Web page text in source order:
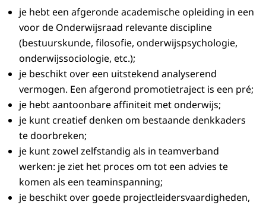
je hebt een afgeronde academische opleiding in een
voor de Onderwijsraad relevante discipline
(bestuurskunde, filosofie, onderwijspsychologie,
onderwijssociologie, etc.);
je beschikt over een uitstekend analyserend
vermogen. Een afgerond promotietraject is een pré;
je hebt aantoonbare affiniteit met onderwijs;
je kunt creatief denken om bestaande denkkaders
te doorbreken;
je kunt zowel zelfstandig als in teamverband
werken: je ziet het proces om tot een advies te
komen als een teaminspanning;
je beschikt over goede projectleidersvaardigheden,